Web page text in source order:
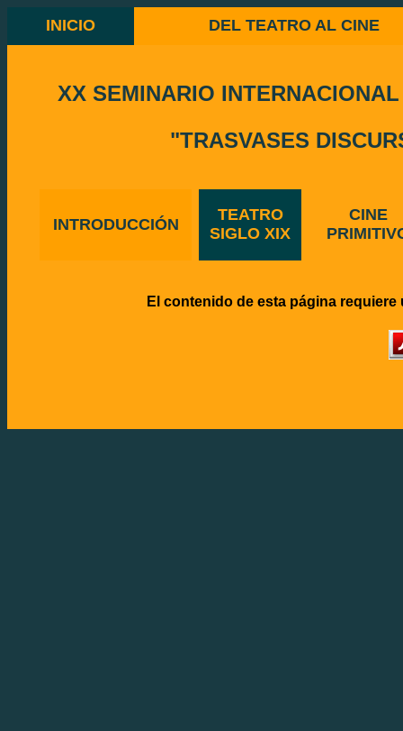
INICIO DEL TEATRO AL CINE
XX SEMINARIO
"TRASVASES
INTRODUCCIÓN
TEATRO
SIGLO XIX
CINE
El contenido de esta página